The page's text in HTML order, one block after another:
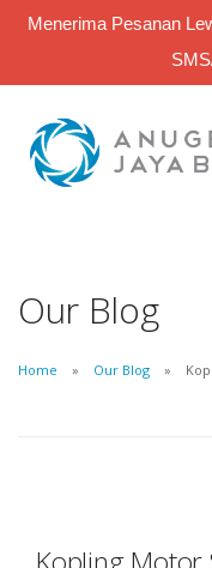
Menerima Pesanan
Our Blog
Home Our Blog